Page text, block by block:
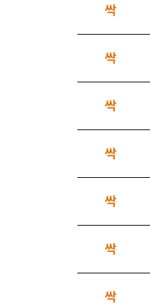
싹
싹
싹
싹
싹
싹
싹